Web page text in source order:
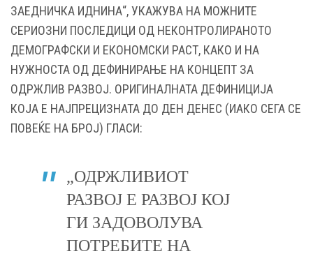
ЗАЕДНИЧКА ИДНИНА“, УКАЖУВА НА МОЖНИТЕ
СЕРИОЗНИ ПОСЛЕДИЦИ ОД НЕКОНТРОЛИРАНОТО
ДЕМОГРАФСКИ И ЕКОНОМСКИ РАСТ, КАКО И НА
НУЖНОСТА ОД ДЕФИНИРАЊЕ НА КОНЦЕПТ ЗА
ОДРЖЛИВ РАЗВОЈ. ОРИГИНАЛНАТА ДЕФИНИЦИЈА
КОЈА Е НАЈПРЕЦИЗНАТА ДО ДЕН ДЕНЕС (ИАКО СЕГА СЕ
ПОВЕЌЕ НА БРОЈ) ГЛАСИ:
„ОДРЖЛИВИОТ
РАЗВОЈ Е РАЗВОЈ КОЈ
ГИ ЗАДОВОЛУВА
ПОТРЕБИТЕ НА